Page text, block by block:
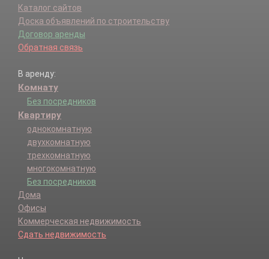
Каталог сайтов
Доска объявлений по строительству
Договор аренды
Обратная связь
В аренду:
Комнату
Без посредников
Квартиру
однокомнатную
двухкомнатную
трехкомнатную
многокомнатную
Без посредников
Дома
Офисы
Коммерческая недвижимость
Сдать недвижимость